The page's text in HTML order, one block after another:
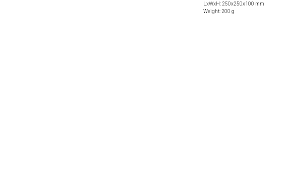
LxWxH: 250x250x100 mm
Weight: 200 g